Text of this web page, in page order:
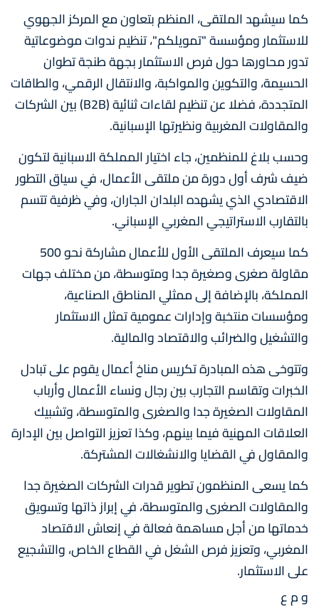
كما سيشهد الملتقى، المنظم بتعاون مع المركز الجهوي
للاستثمار ومؤسسة "تمويلكم"، تنظيم ندوات موضوعاتية
تدور محاورها حول فرص الاستثمار بجهة طنجة تطوان
الحسيمة، والتكوين والمواكبة، والانتقال الرقمي، والطاقات
المتجددة، فضلا عن تنظيم لقاءات ثنائية (B2B) بين الشركات
والمقاولات المغربية ونظيرتها الإسبانية.
وحسب بلاغ للمنظمين، جاء اختيار المملكة الاسبانية لتكون
ضيف شرف أول دورة من ملتقى الأعمال، في سياق التطور
الاقتصادي الذي يشهده البلدان الجاران، وفي ظرفية تتسم
بالتقارب الاستراتيجي المغربي الإسباني.
كما سيعرف الملتقى الأول للأعمال مشاركة نحو 500
مقاولة صغرى وصغيرة جدا ومتوسطة، من مختلف جهات
المملكة، بالإضافة إلى ممثلي المناطق الصناعية،
ومؤسسات منتخبة وإدارات عمومية تمثل الاستثمار
والتشغيل والضرائب والاقتصاد والمالية.
وتتوخى هذه المبادرة تكريس مناخ أعمال يقوم على تبادل
الخبرات وتقاسم التجارب بين رجال ونساء الأعمال وأرباب
المقاولات الصغيرة جدا والصغرى والمتوسطة، وتشبيك
العلاقات المهنية فيما بينهم، وكذا تعزيز التواصل بين الإدارة
والمقاول في القضايا والانشغالات المشتركة.
كما يسعى المنظمون تطوير قدرات الشركات الصغيرة جدا
والمقاولات الصغرى والمتوسطة، في إبراز ذاتها وتسويق
خدماتها من أجل مساهمة فعالة في إنعاش الاقتصاد
المغربي، وتعزيز فرص الشغل في القطاع الخاص، والتشجيع
على الاستثمار.
و م ع